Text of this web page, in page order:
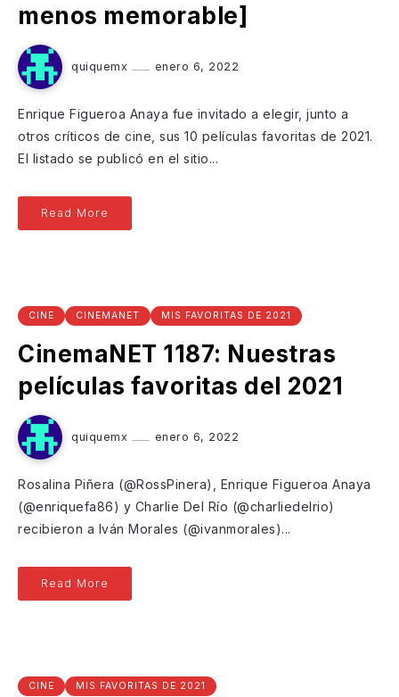
menos memorable]
quiquemx enero 6, 2022
Enrique Figueroa Anaya fue invitado a elegir, junto a
otros críticos de cine, sus 10 películas favoritas de 2021.
El listado se publicó en el sitio...
Read More
CINE CINEMANET MIS FAVORITAS DE 2021
CinemaNET 1187: Nuestras
películas favoritas del 2021
quiquemx enero 6, 2022
Rosalina Piñera (@RossPinera), Enrique Figueroa Anaya
(@enriquefa86) y Charlie Del Río (@charliedelrio)
recibieron a Iván Morales (@ivanmorales)...
Read More
CINE MIS FAVORITAS DE 2021